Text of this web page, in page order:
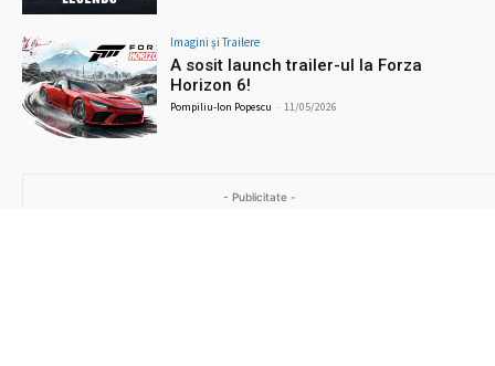
Imagini şi Trailere
A sosit launch trailer-ul la Forza
Horizon 6!
Pompiliu-Ion Popescu - 11/05/2026
- Publicitate -